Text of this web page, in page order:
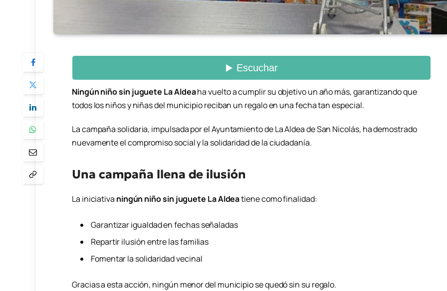
Ningún niño sin juguete La Aldeaha vuelto a cumplir su objetivo un año más, garantizando que
todos los niños y niñas del municipio reciban un regalo en una fecha tan especial.
La campaña solidaria, impulsada por el Ayuntamiento de La Aldea de San Nicolás, ha demostrado
nuevamente el compromiso social y la solidaridad de la ciudadanía.
Una campaña llena de ilusión
La iniciativa ningún niño sin juguete La Aldeatiene como finalidad:
Garantizar igualdad en fechas señaladas
Repartir ilusión entre las familias
Fomentar la solidaridad vecinal
Gracias a esta acción, ningún menor del municipio se quedó sin su regalo.